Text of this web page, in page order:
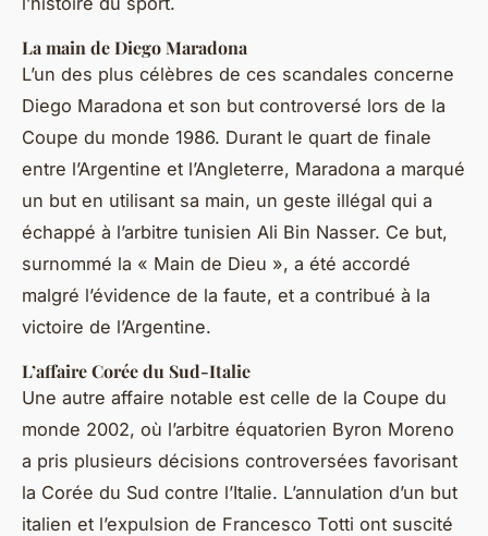
La main de Diego Maradona
L’un des plus célèbres de ces scandales concerne
Diego Maradona et son but controversé lors de la
Coupe du monde 1986. Durant le quart de finale
entre l’Argentine et l’Angleterre, Maradona a marqué
un but en utilisant sa main, un geste illégal qui a
échappé à l’arbitre tunisien Ali Bin Nasser. Ce but,
surnommé la « Main de Dieu », a été accordé
malgré l’évidence de la faute, et a contribué à la
victoire de l’Argentine.
L’affaire Corée du Sud-Italie
Une autre affaire notable est celle de la Coupe du
monde 2002, où l’arbitre équatorien Byron Moreno
a pris plusieurs décisions controversées favorisant
la Corée du Sud contre l’Italie. L’annulation d’un but
italien et l’expulsion de Francesco Totti ont suscité